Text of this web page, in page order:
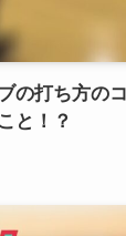
の打ち方の
と！？